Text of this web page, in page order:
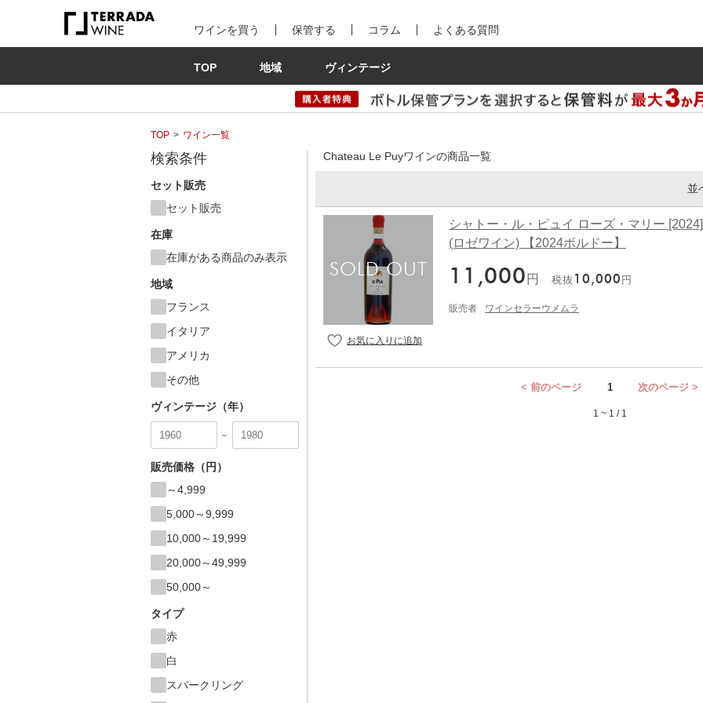
ワインを買う 保管する コラム よくある質問
TOP 地域 ヴィンテージ
TOP ワイン一覧
検索条件
セット販売
セット販売
在庫
在庫がある商品のみ表示
地域
フランス
イタリア
アメリカ
その他
ヴィンテージ（年）
～
販売価格（円）
～4,999
5,000～9,999
10,000～19,999
20,000～49,999
50,000～
タイプ
赤
白
スパークリング
Chateau Le Puyワインの商品一覧
並
シャトー・ル・ピュイ ローズ・マリー
(ロゼワイン) 【2024ボルドー】
11,000 円 税抜 10,000 円
販売者 ワインセラーウメムラ
< 前のページ 1 次のページ >
1 ~ 1 / 1